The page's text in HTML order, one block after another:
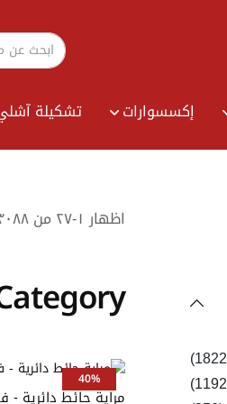
إكسسوارات تشكيلة
اظهار ١-٢٧ من
40%
مراية حائط دائرية - فضي
1822
items
1192
items